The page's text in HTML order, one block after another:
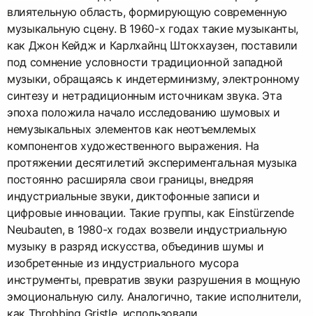
влиятельную область, формирующую современную
музыкальную сцену. В 1960-х годах такие музыканты,
как Джон Кейдж и Карлхайнц Штокхаузен, поставили
под сомнение условности традиционной западной
музыки, обращаясь к индетерминизму, электронному
синтезу и нетрадиционным источникам звука. Эта
эпоха положила начало исследованию шумовых и
немузыкальных элементов как неотъемлемых
компонентов художественного выражения. На
протяжении десятилетий экспериментальная музыка
постоянно расширяла свои границы, внедряя
индустриальные звуки, диктофонные записи и
цифровые инновации. Такие группы, как Einstürzende
Neubauten, в 1980-х годах возвели индустриальную
музыку в разряд искусства, объединив шумы и
изобретенные из индустриального мусора
инструменты, превратив звуки разрушения в мощную
эмоциональную силу. Аналогично, такие исполнители,